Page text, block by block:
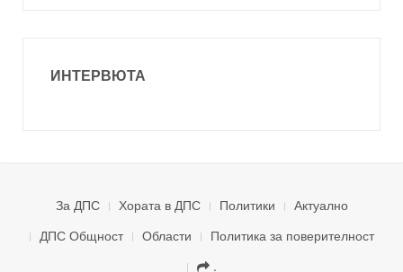
ИНТЕРВЮТА
За ДПС Хората в ДПС Политики
Актуално
ДПС Общност
Области
Политика за поверителност
.